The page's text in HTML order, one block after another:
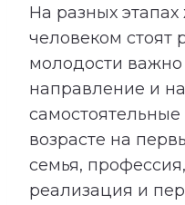
На разных
человеком стоят
молодости важно
направление и
возрасте на
семья,
реализация и